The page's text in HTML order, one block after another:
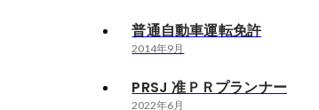
普通自動車運転免許
2014年9月
PRSJ 准ＰＲプランナー
2022年6月